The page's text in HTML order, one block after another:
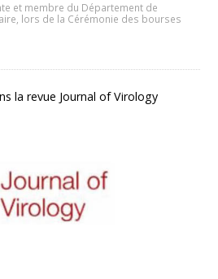
et membre du Département de
lors de la Cérémonie des bourses
la revue Journal of Virology